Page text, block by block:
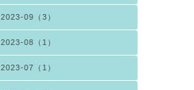
2023-09（3）
2023-08（1）
2023-07（1）